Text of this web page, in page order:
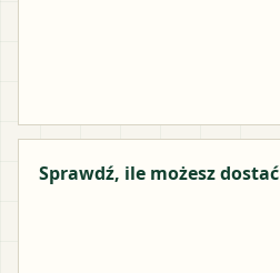
Sprawdź, ile możesz dostać